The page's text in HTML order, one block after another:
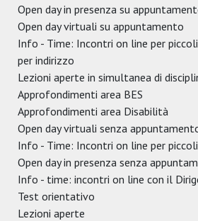
Open day in presenza su
Open day virtuali su appuntamento
Info - Time: Incontri on line per
per indirizzo
Lezioni aperte in simultanea di
Approfondimenti area BES
Approfondimenti area Disabilità
Open day virtuali senza
Info - Time: Incontri on line per
Open day in presenza senza
Info - time: incontri on line con il
Test orientativo
Lezioni aperte